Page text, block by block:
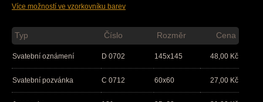
Více možností ve vzorkovníku barev
Typ Číslo Rozměr Cena
Svatební oznámení D 0702 145x145 48,00 Kč
Svatební pozvánka C 0712 60x60 27,00 Kč